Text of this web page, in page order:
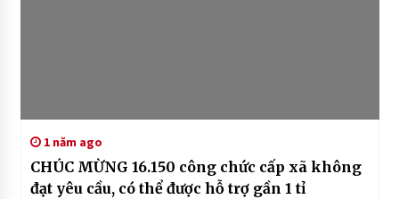
1 năm ago
CHÚC MỪNG 16.150 công chức cấp xã không
đạt yêu cầu, có thể được hỗ trợ gần 1 tỉ